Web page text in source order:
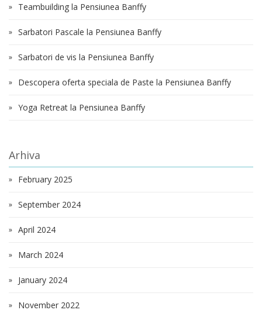
Teambuilding la Pensiunea Banffy
Sarbatori Pascale la Pensiunea Banffy
Sarbatori de vis la Pensiunea Banffy
Descopera oferta speciala de Paste la Pensiunea Banffy
Yoga Retreat la Pensiunea Banffy
Arhiva
February 2025
September 2024
April 2024
March 2024
January 2024
November 2022